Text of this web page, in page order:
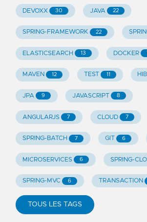
DEVOXX 30 JAVA 22
SPRING-FRAMEWORK 22
ELASTICSEARCH 13 DOCKER
MAVEN 12 TEST 11
JPA 9 JAVASCRIPT 8
ANGULARJS 7 CLOUD 7
SPRING-BATCH 7 GIT 6
MICROSERVICES 6 SPRING-
SPRING-MVC 6 TRANSACTION
TOUS LES TAGS